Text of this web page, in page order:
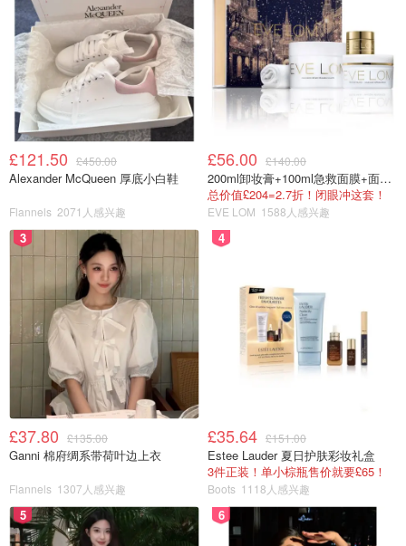
£121.50 £450.00
Alexander McQueen 厚底小白鞋
Flannels 2071人感兴趣
£56.00 £140.00
200ml卸妆膏+100ml急救面膜+面霜+洁颜布
总价值£204=2.7折！闭眼冲这套！
EVE LOM 1588人感兴趣
3
£37.80 £135.00
Ganni 棉府绸系带荷叶边上衣
Flannels 1307人感兴趣
4
£35.64 £151.00
Estee Lauder 夏日护肤彩妆礼盒
3件正装！单小棕瓶售价就要£65！
Boots 1118人感兴趣
5 6